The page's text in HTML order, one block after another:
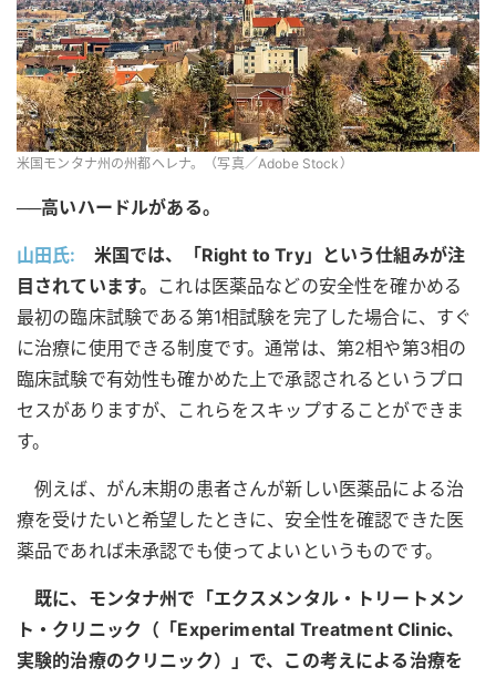
米国モンタナ州の州都ヘレナ。（写真／Adobe Stock）
──高いハードルがある。
山田氏:
米国では、「Right to Try」という仕組みが注
目されています。 これは医薬品などの安全性を確かめる
最初の臨床試験である第1相試験を完了した場合に、すぐ
に治療に使用できる制度です。通常は、第2相や第3相の
臨床試験で有効性も確かめた上で承認されるというプロ
セスがありますが、これらをスキップすることができま
す。
例えば、がん末期の患者さんが新しい医薬品による治
療を受けたいと希望したときに、安全性を確認できた医
薬品であれば未承認でも使ってよいというものです。
既に、モンタナ州で「エクスメンタル・トリートメン
ト・クリニック（「Experimental Treatment Clinic、
実験的治療のクリニック）」で、この考えによる治療を